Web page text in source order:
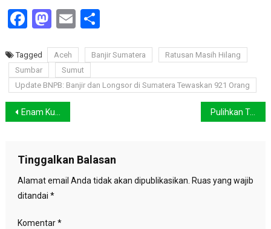
Facebook
Mastodon
EmailShare
Tagged Aceh Banjir Sumatera
Ratusan Masih Hilang
Sumbar
Sumut
Update BNPB: Banjir dan Longsor di Sumatera Tewaskan 921 Orang
Navigasi
Enam Kukang Sumatera Dilepasliarkan di Lampung, Hasil Kolaborasi Lintas Instansi Pulihkan Trauma Pascabanjir, Anak-anak Pengungsi di Padang Dapat Dukungan Psikososial
Tinggalkan Balasan
Alamat email Anda tidak akan dipublikasikan. Ruas yang wajib
ditandai *
Komentar*